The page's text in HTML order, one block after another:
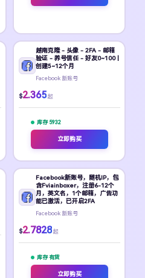
越南克隆 - 头像 - 2FA - 邮箱
验证 - 养号信任 - 好友0~100 |
创建5~12个月
Facebook 新账号
$2.365 起
库存 5932
立即购买
Facebook新账号，随机IP，包
含Fviainboxer，注册6-12个
月，英文名，1个邮箱，广告功
能已激活，已开启2FA
Facebook 新账号
$2.7828 起
库存 有货
立即购买